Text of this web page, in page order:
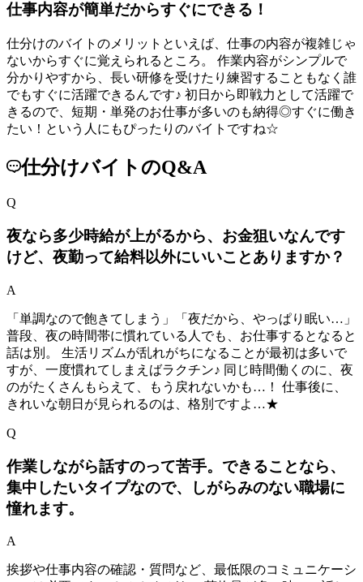
仕事内容が簡単だからすぐにできる！
仕分けのバイトのメリットといえば、仕事の内容が複雑じゃ
ないからすぐに覚えられるところ。 作業内容がシンプルで
分かりやすから、長い研修を受けたり練習することもなく誰
でもすぐに活躍できるんです♪ 初日から即戦力として活躍で
きるので、短期・単発のお仕事が多いのも納得◎すぐに働き
たい！という人にもぴったりのバイトですね☆
仕分けバイトのQ&A
Q
夜なら多少時給が上がるから、お金狙いなんです
けど、夜勤って給料以外にいいことありますか？
A
「単調なので飽きてしまう」「夜だから、やっぱり眠い…」
普段、夜の時間帯に慣れている人でも、お仕事するとなると
話は別。 生活リズムが乱れがちになることが最初は多いで
すが、一度慣れてしまえばラクチン♪ 同じ時間働くのに、夜
のがたくさんもらえて、もう戻れないかも…！ 仕事後に、
きれいな朝日が見られるのは、格別ですよ…★
Q
作業しながら話すのって苦手。できることなら、
集中したいタイプなので、しがらみのない職場に
憧れます。
A
挨拶や仕事内容の確認・質問など、最低限のコミュニケーシ